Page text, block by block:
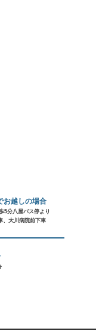
お越しの場合
5分八屋バス停より
、大川病院前下車